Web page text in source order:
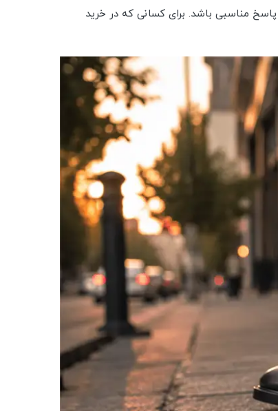
در استایل رسمی قابل اعتماد باشد و هم در ظاهر، وقار و انسجام داشته باشد، مدل 144013 می‌تواند پاسخ مناسبی باشد. برای کسانی که در خرید